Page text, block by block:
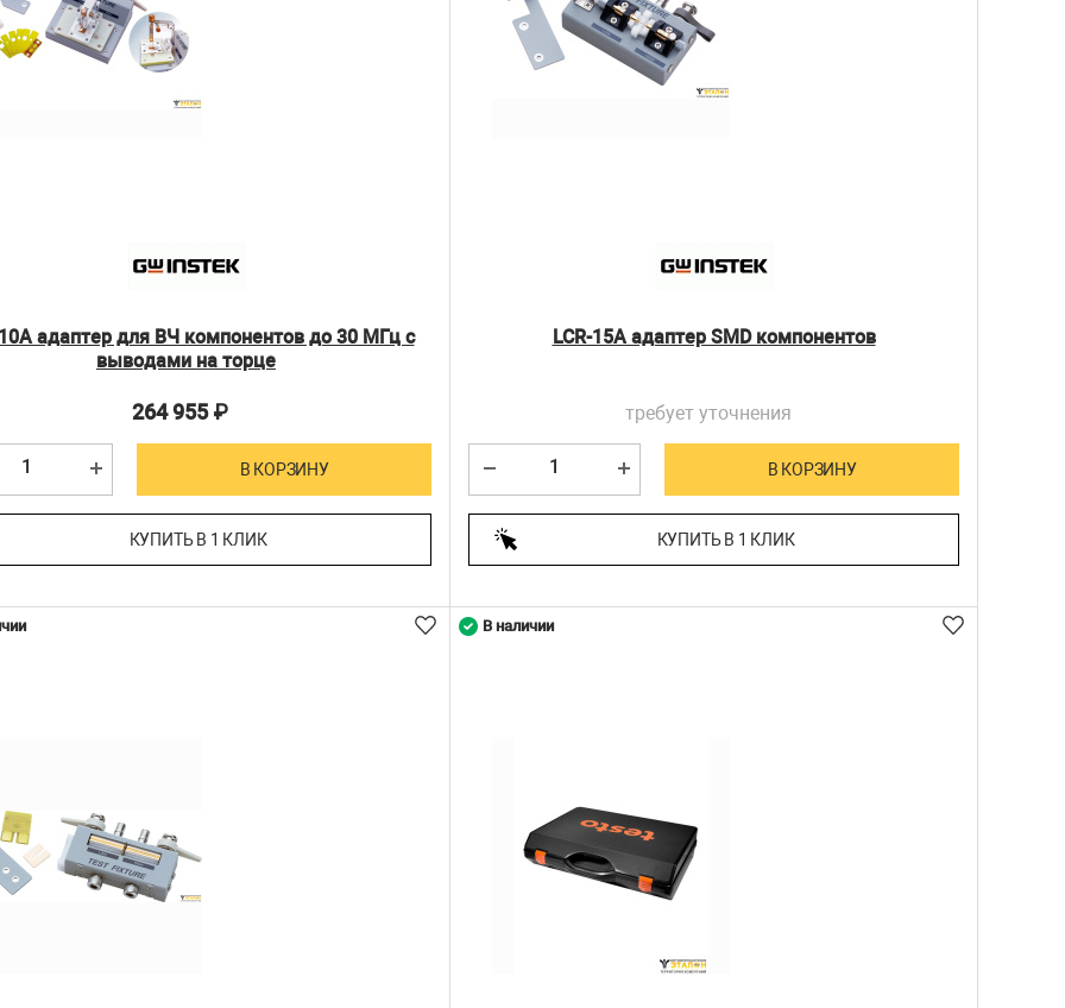
10A адаптер для ВЧ компонентов до 30 МГц c
выводами на торце
264 955₽
В КОРЗИНУ
КУПИТЬ В 1 КЛИК
LCR-15А адаптер SMD компонентов
требует уточнения
В КОРЗИНУ
КУПИТЬ В 1 КЛИК
В наличии